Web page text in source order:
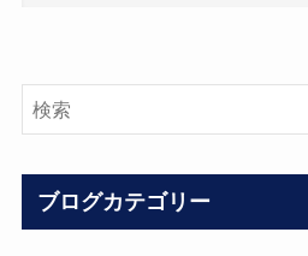
ブログカテゴリー